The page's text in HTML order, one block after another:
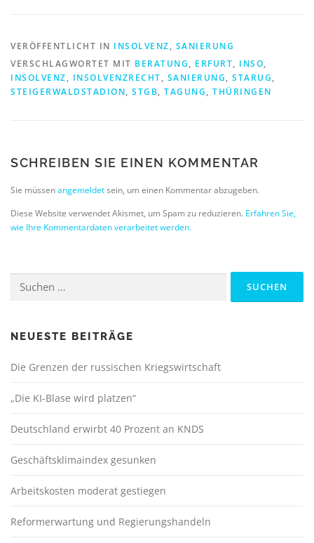
VERÖFFENTLICHT IN INSOLVENZ, SANIERUNG
VERSCHLAGWORTET MIT BERATUNG, ERFURT, INSO,
INSOLVENZ, INSOLVENZRECHT, SANIERUNG, STARUG,
STEIGERWALDSTADION, STGB, TAGUNG, THÜRINGEN
SCHREIBEN SIE EINEN KOMMENTAR
Sie müssenangemeldetsein, um einen Kommentar abzugeben.
Diese Website verwendet Akismet, um Spam zu reduzieren. Erfahren Sie,
wie Ihre Kommentardaten verarbeitet werden.
nach:
NEUESTE BEITRÄGE
Die Grenzen der russischen Kriegswirtschaft
„Die KI-Blase wird platzen“
Deutschland erwirbt 40 Prozent an KNDS
Geschäftsklimaindex gesunken
Arbeitskosten moderat gestiegen
Reformerwartung und Regierungshandeln